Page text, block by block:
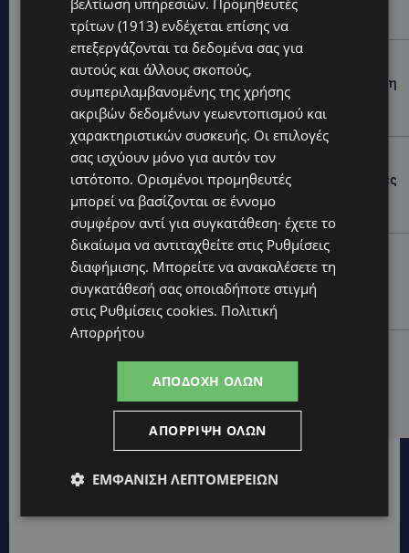
ισχύ
UPDATES
ΦΕΙΔΙΑΣ ΠΑΝΑΓΙΩΤΟΥ: Η εμφάνισή του στην εκδήλωση
για Ισαάκ και Σολωμού προκάλεσε αντιδράσεις –
«Ασέβεια προς τους νεκρούς»-(Φώτο)
UPDATES
ΔΗΜΟΣ ΛΑΤΣΙΩΝ – ΓΕΡΙΟΥ: Πάνω από 8.000 υπογραφές
κατά των Δομών Ανηλίκων – Ζητούν γραπτή
δέσμευση από το Κράτος
UPDATES
ΑΓΙΟΣ ΙΩΑΝΝΗΣ ΠΙΤΣΙΛΙΑΣ: Ξανανοίγει η πισίνα του
χωριού – Μια ανάσα δροσιάς για κατοίκους και
επισκέπτες
ΕΛΕΝΑ ΠΑΠΑΔΟΠΟΥΛΟΥ: Από τη σκηνή στην
Αντιπροεδρία του ΘΟΚ – «Μεγάλη τιμή και μεγάλη
βελτίωση υπηρεσιών. Προμηθευτές
τρίτων (1913) ενδέχεται επίσης να
επεξεργάζονται τα δεδομένα σας για
αυτούς και άλλους σκοπούς,
συμπεριλαμβανομένης της χρήσης
ακριβών δεδομένων γεωεντοπισμού και
χαρακτηριστικών συσκευής. Οι επιλογές
σας ισχύουν μόνο για αυτόν τον
ιστότοπο. Ορισμένοι προμηθευτές
μπορεί να βασίζονται σε έννομο
συμφέρον αντί για συγκατάθεση· έχετε το
δικαίωμα να αντιταχθείτε στις Ρυθμίσεις
διαφήμισης. Μπορείτε να ανακαλέσετε τη
συγκατάθεσή σας οποιαδήποτε στιγμή
στις Ρυθμίσεις cookies. Πολιτική
Απορρήτου
ΑΠΟΔΟΧΉ ΌΛΩΝ
ΑΠΌΡΡΙΨΗ ΌΛΩΝ
ΕΜΦΆΝΙΣΗ ΛΕΠΤΟΜΕΡΕΙΏΝ